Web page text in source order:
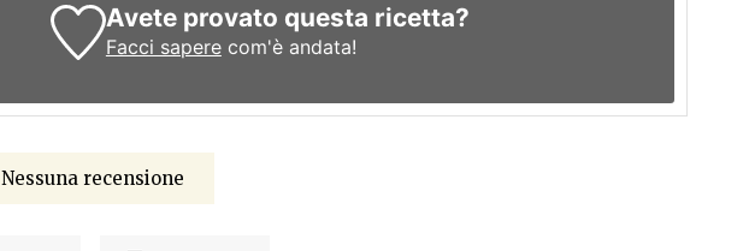
Avete provato questa ricetta?
Facci saperecom'è andata!
Nessuna recensione